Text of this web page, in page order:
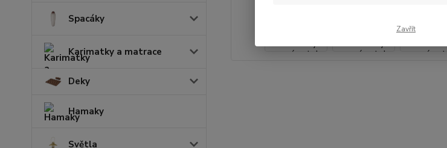
Spacáky
Karimatky a matrace
Deky
Hamaky
Světla
Zavřít